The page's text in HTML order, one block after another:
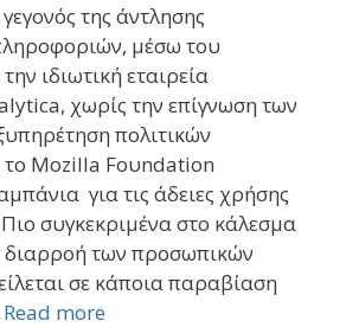
της άντλησης
μέσω του
ιδιωτική εταιρεία
χωρίς την επίγνωση των
πολιτικών
Mozilla Foυndation
για τις άδειες χρήσης
συγκεκριμένα στο κάλεσμα
διαρροή των προσωπικών
σε κάποια παραβίαση
Read more